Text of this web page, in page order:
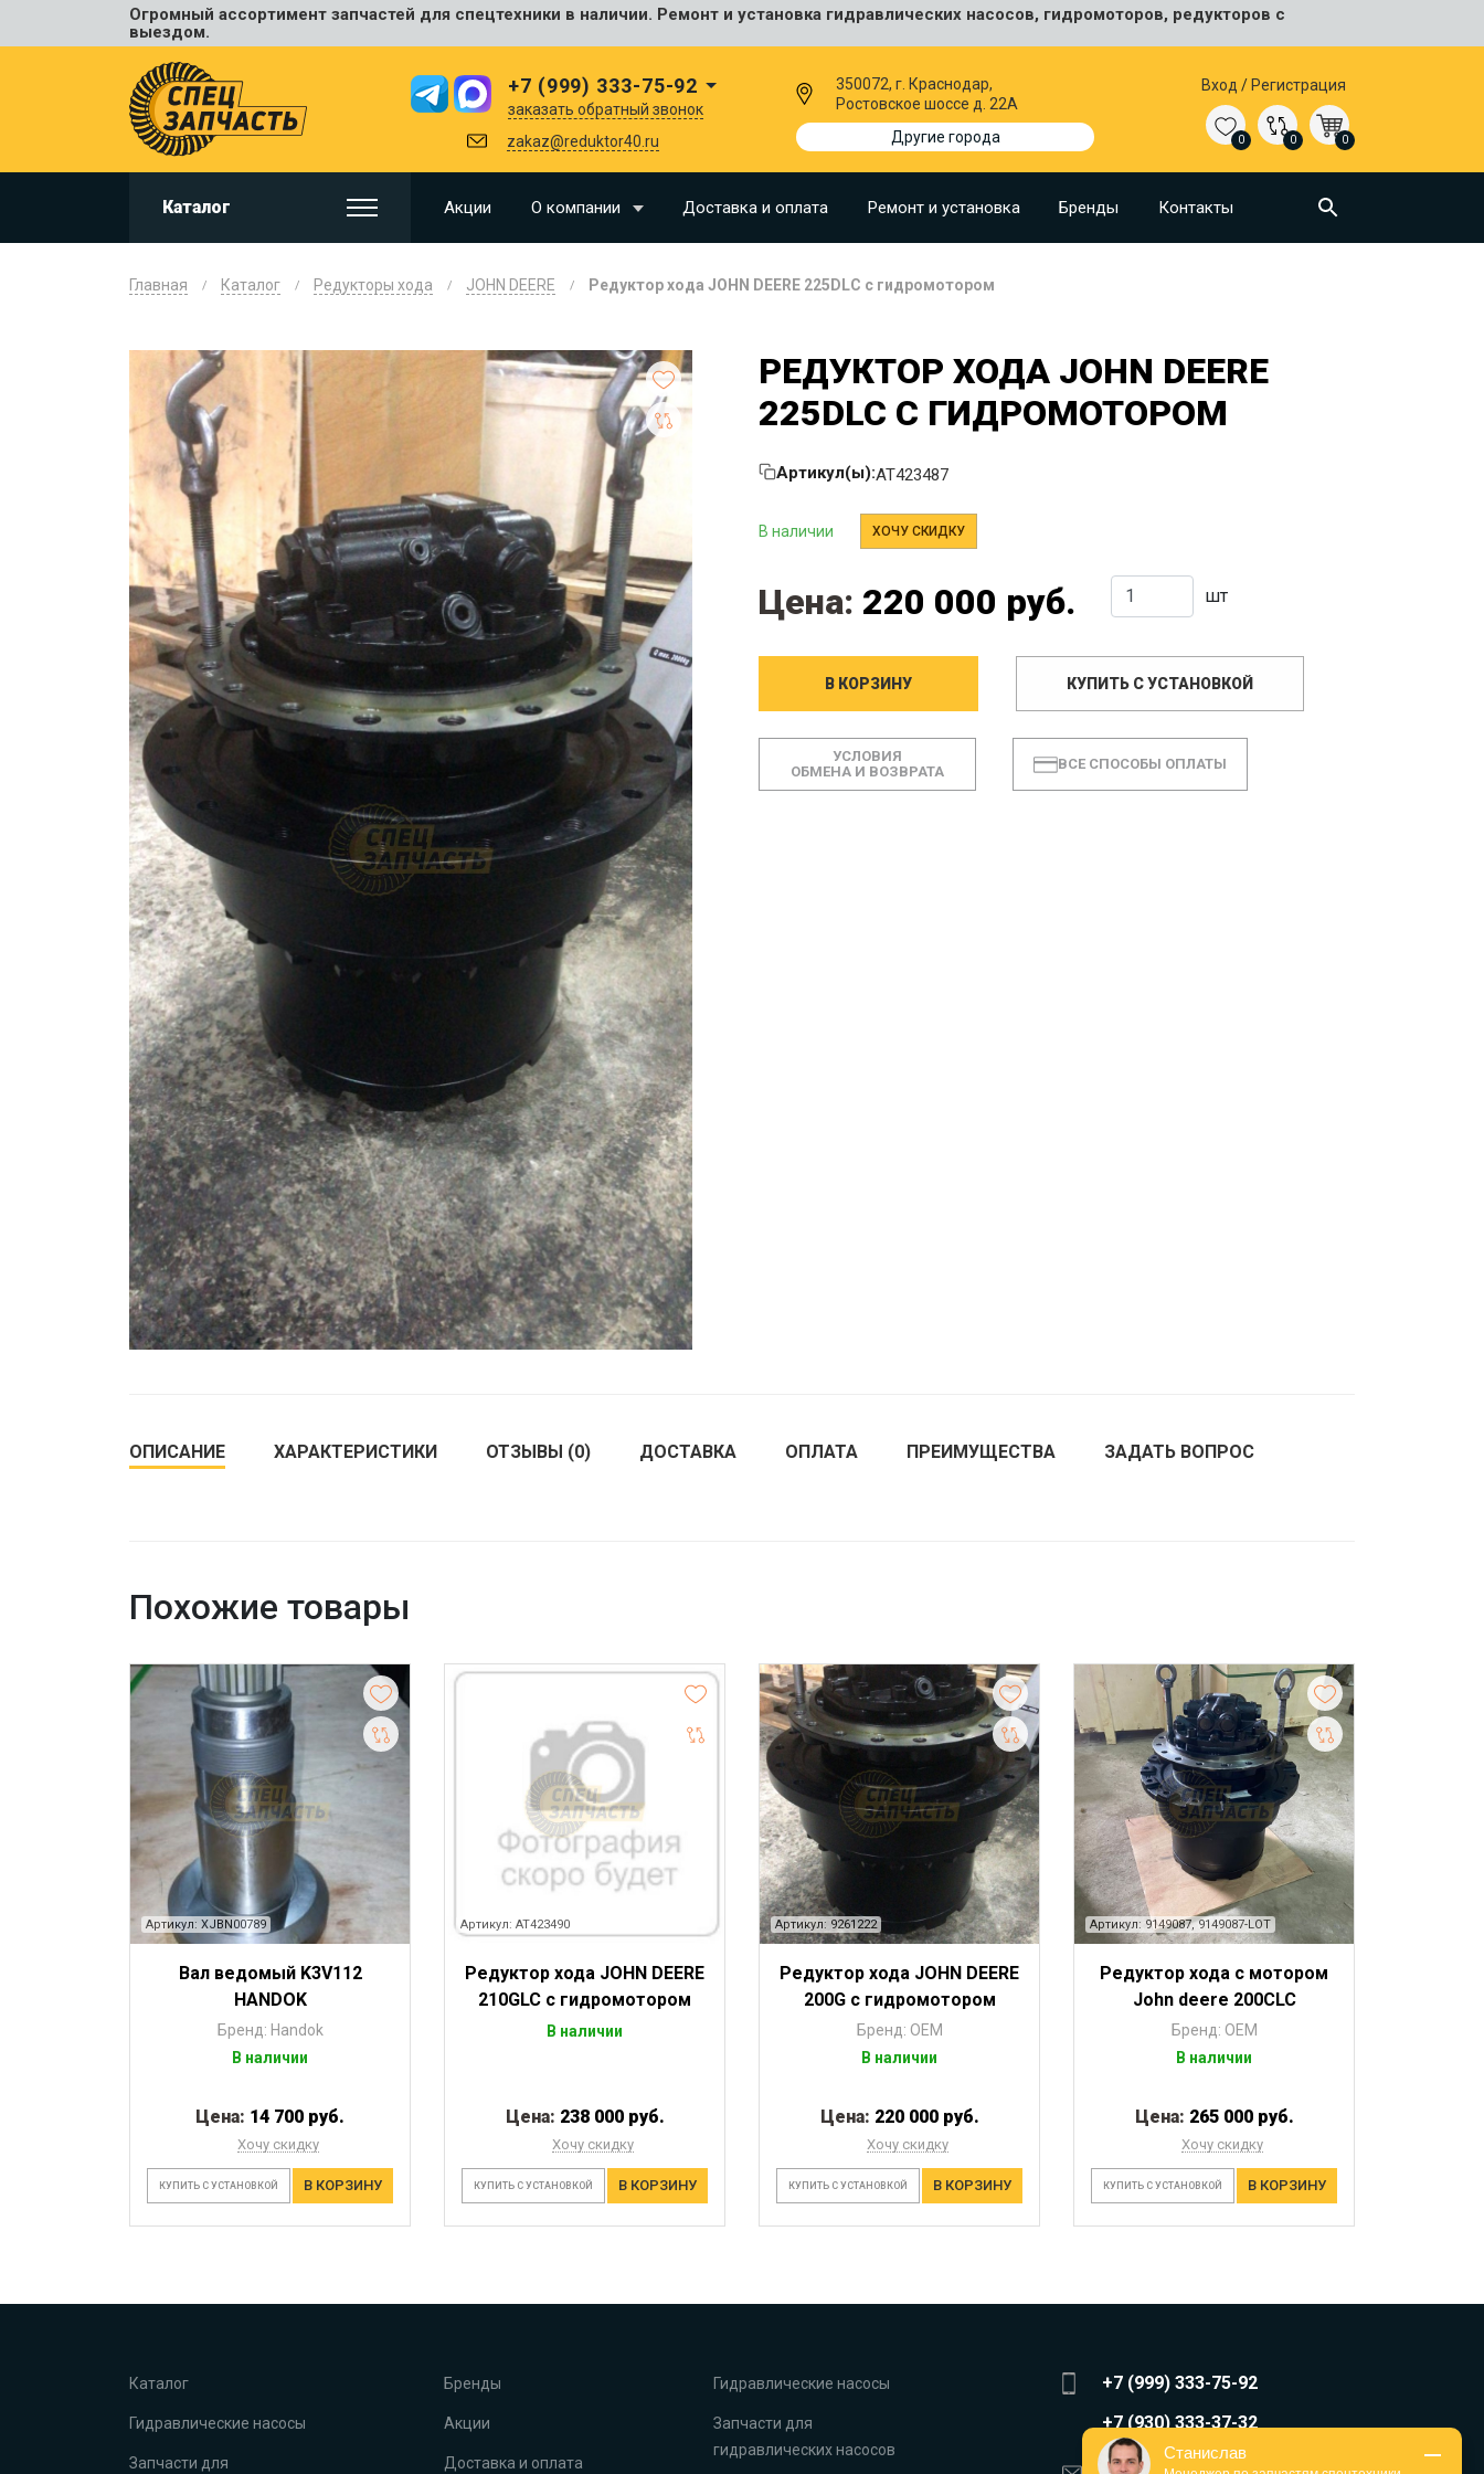
Огромный ассортимент запчастей для спецтехники в наличии. Ремонт и установка гидравлических насосов, гидромоторов, редукторов с
выездом.
+7 (999) 333-75-92
заказать обратный звонок
zakaz@reduktor40.ru
350072, г. Краснодар,
Ростовское шоссе д. 22А
Другие города
Вход / Регистрация
0 0 0
Каталог Акции О компании Доставка и оплата Ремонт и установка Бренды Контакты
Универсальные
HITACHI
HYUNDAI
VOLVO
CAT
CASE
LIUGONG
JOHN DEERE
Главная Каталог Редукторы хода JOHN DEERE Редуктор хода JOHN DEERE 225DLC с гидромотором
РЕДУКТОР ХОДА JOHN DEERE
225DLC С ГИДРОМОТОРОМ
Артикул(ы):AT423487
В наличии ХОЧУ СКИДКУ
Цена: 220 000 руб. шт
В КОРЗИНУ КУПИТЬ С УСТАНОВКОЙ
УСЛОВИЯ
ОБМЕНА И ВОЗВРАТА
ВСЕ СПОСОБЫ ОПЛАТЫ
ОПИСАНИЕ ХАРАКТЕРИСТИКИ ОТЗЫВЫ (0) ДОСТАВКА ОПЛАТА ПРЕИМУЩЕСТВА ЗАДАТЬ ВОПРОС
Похожие товары
Артикул: XJBN00789
Вал ведомый K3V112
HANDOK
Бренд: Handok
В наличии
Цена: 14 700 руб.
Хочу скидку
КУПИТЬ С УСТАНОВКОЙ В КОРЗИНУ
Артикул: AT423490
Редуктор хода JOHN DEERE
210GLC с гидромотором
В наличии
Цена: 238 000 руб.
Хочу скидку
КУПИТЬ С УСТАНОВКОЙ В КОРЗИНУ
Артикул: 9261222
Редуктор хода JOHN DEERE
200G с гидромотором
Бренд: OEM
В наличии
Цена: 220 000 руб.
Хочу скидку
КУПИТЬ С УСТАНОВКОЙ В КОРЗИНУ
Артикул: 9149087, 9149087-LOT
Редуктор хода с мотором
John deere 200CLC
Бренд: OEM
В наличии
Цена: 265 000 руб.
Хочу скидку
КУПИТЬ С УСТАНОВКОЙ В КОРЗИНУ
Каталог
Гидравлические насосы
Запчасти для
Бренды
Акции
Доставка и оплата
Гидравлические насосы
Запчасти для
гидравлических насосов
+7 (999) 333-75-92
+7 (930) 333-37-32
Станислав